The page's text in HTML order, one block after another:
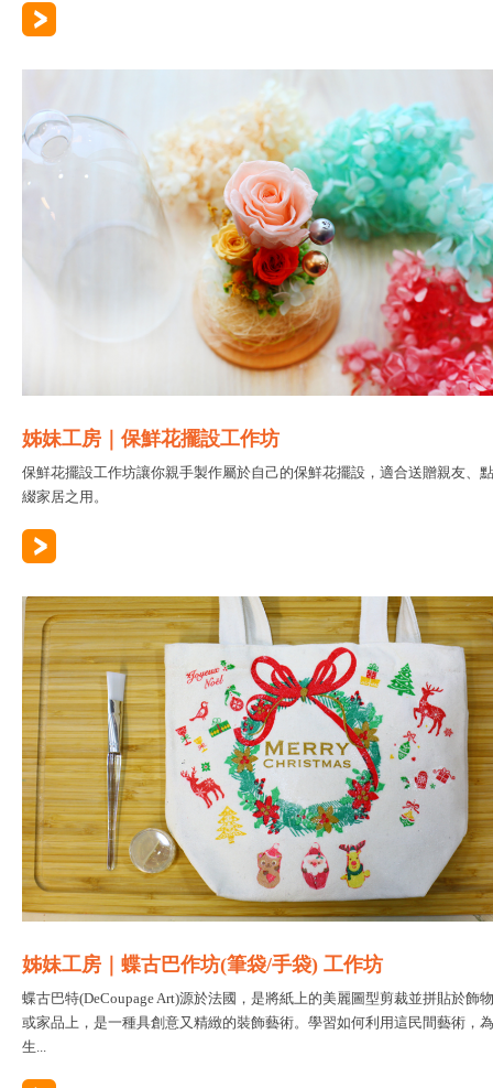
姊妹工房｜保鮮花擺設工作坊
保鮮花擺設工作坊讓你親手製作屬於自己的保鮮花擺設，適合送贈親友、點
綴家居之用。
姊妹工房｜蝶古巴作坊(筆袋/手袋) 工作坊
蝶古巴特(DeCoupage Art)源於法國，是將紙上的美麗圖型剪裁並拼貼於飾物
或家品上，是一種具創意又精緻的裝飾藝術。學習如何利用這民間藝術，為
生...